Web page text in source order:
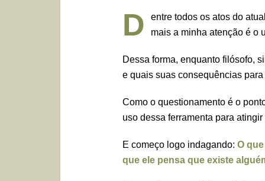
D
entre todos os atos do
mais a minha atenção é o
Dessa forma, enquanto filósofo,
e quais suas consequências
Como o questionamento é o
uso dessa ferramenta para
E começo logo indagando: O
que ele pensa que existe